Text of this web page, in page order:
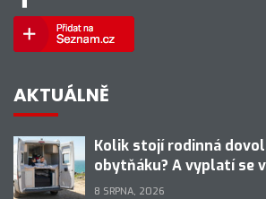
AKTUÁLNĚ
Kolik stojí rodinná
obytňáku? A vyplatí se
8 SRPNA, 2026